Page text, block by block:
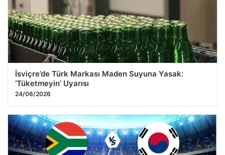
İsviçre’de Türk Markası Maden Suyuna Yasak:
‘Tüketmeyin’ Uyarısı
24/06/2026